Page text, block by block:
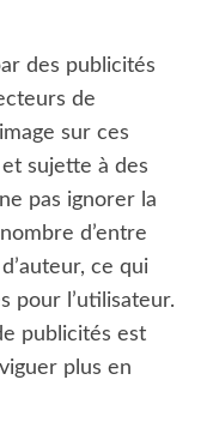
des publicités
de
sur ces
sujette à des
pas ignorer la
d’entre
ce qui
pour l’utilisateur.
publicités est
plus en